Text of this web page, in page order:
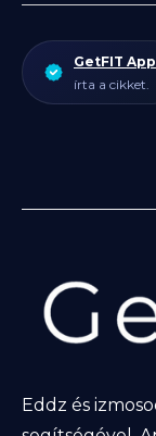
Eddz és
GetFIT App
írta a cikket.